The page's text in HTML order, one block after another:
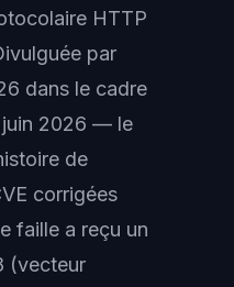
HTTP
par
dans le cadre
juin 2026 — le
de
corrigées
faille a reçu un
(vecteur